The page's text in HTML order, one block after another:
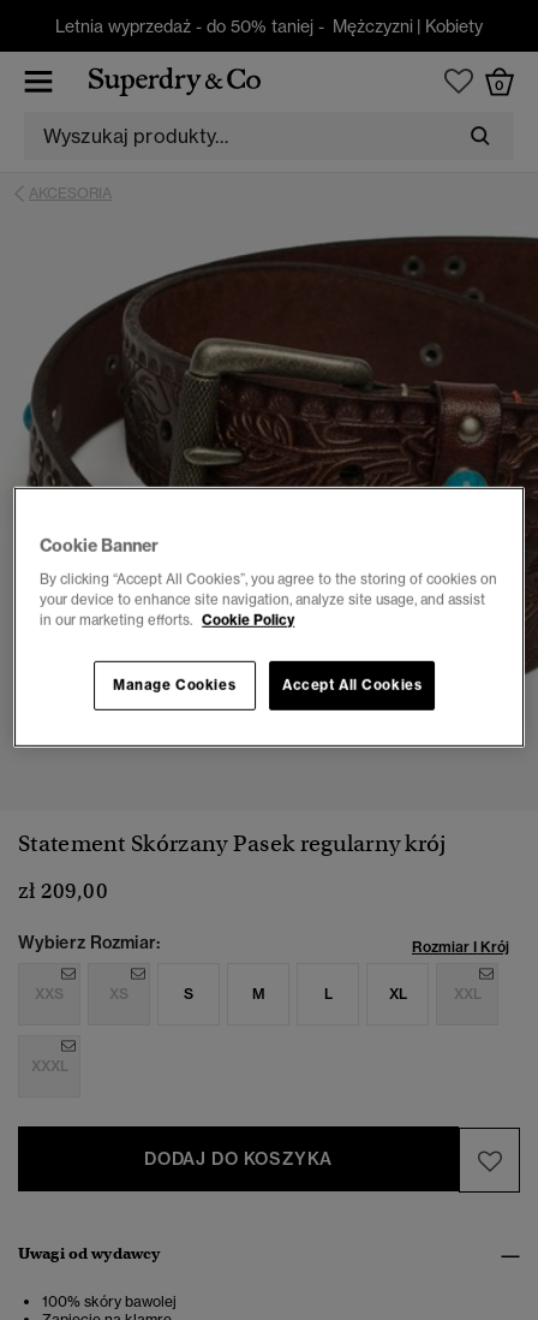
Letnia wyprzedaż - do 50% taniej - Mężczyzni | Kobiety
0
AKCESORIA
1 2 3 4
Statement Skórzany Pasek regularny krój
zł 209,00
Wybierz Rozmiar: Rozmiar I Krój
XXS XS S M L XL XXL
XXXL
DODAJ DO KOSZYKA
Uwagi od wydawcy
100% skóry bawolej
Cookie Banner
By clicking “Accept All Cookies”, you agree to the storing of cookies on
your device to enhance site navigation, analyze site usage, and assist
in our marketing efforts. Cookie Policy
Accept All Cookies
Manage Cookies